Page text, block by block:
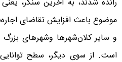
موضوع باعث افزایش تقاضای
و سایر کلان‌شهرها وشهرهای
است. از سوی دیگر، سطح